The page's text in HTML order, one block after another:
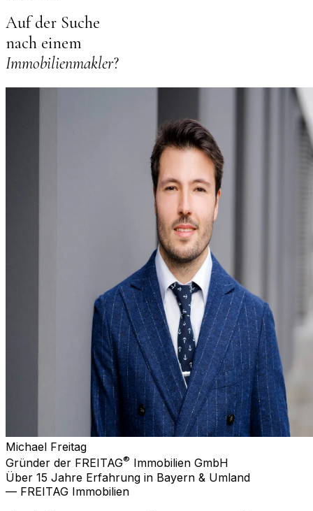
Auf der Suche
nach einem
Immobilienmakler?
Michael Freitag
Gründer der FREITAG® Immobilien GmbH
Über 15 Jahre Erfahrung in Bayern & Umland
— FREITAG Immobilien